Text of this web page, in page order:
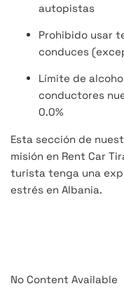
autopistas
Prohibido usar
conduces
Límite de
conductores
0.0%
Esta sección de
misión en Rent Car
turista tenga una
estrés en Albania.
No Content Available